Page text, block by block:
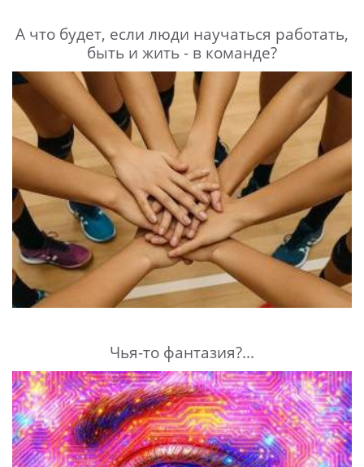
А что будет, если люди научаться работать,
быть и жить - в команде?
Чья-то фантазия?...